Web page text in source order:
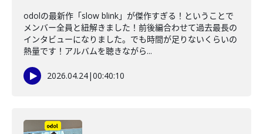
odolの最新作「slow blink」が傑作すぎる！ということで
メンバー全員と紐解きました！前後編合わせて過去最長の
インタビューになりました。でも時間が足りないくらいの
熱量です！アルバムを聴きながら...
2026.04.24|00:40:10